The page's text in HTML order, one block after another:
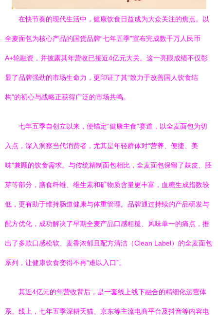
在快节奏的现代生活中，健康饮食日益成为大众关注的焦点。以
全麦面包为核心产品的国货品牌“七年五季”宣布完成数千万人民币
A+轮融资，并披露其年营收已接近4亿元大关。这一亮眼成绩不仅彰
显了品牌强劲的市场生命力，更印证了其“致力于改善国人饮食结
构”的初心与战略正获得广泛的市场共鸣。
七年五季自创立以来，便锚定“健康主食”赛道，以全麦面包为切
入点，深入洞察当代消费者，尤其是年轻群体对“营养、便捷、美
味”兼顾的饮食需求。与传统精制面包相比，全麦面包保留了麸皮、胚
芽等部分，膳食纤维、维生素和矿物质含量更丰富，血糖生成指数较
低，更有助于维持肠道健康与体重管理。品牌通过持续的产品研发与
配方优化，成功解决了早期全麦产品口感粗糙、风味单一的痛点，推
出了多款口感松软、麦香浓郁且配方清洁（Clean Label）的全麦面包
系列，让健康饮食变得不再“难以入口”。
其近4亿元的年营收背后，是一套线上线下融合的精细化运营体
系。线上，七年五季深耕天猫、京东等主流电商平台及抖音等内容电